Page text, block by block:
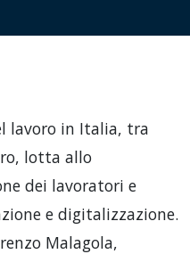
lavoro in Italia, tra
lotta allo
dei lavoratori e
e digitalizzazione.
Malagola,